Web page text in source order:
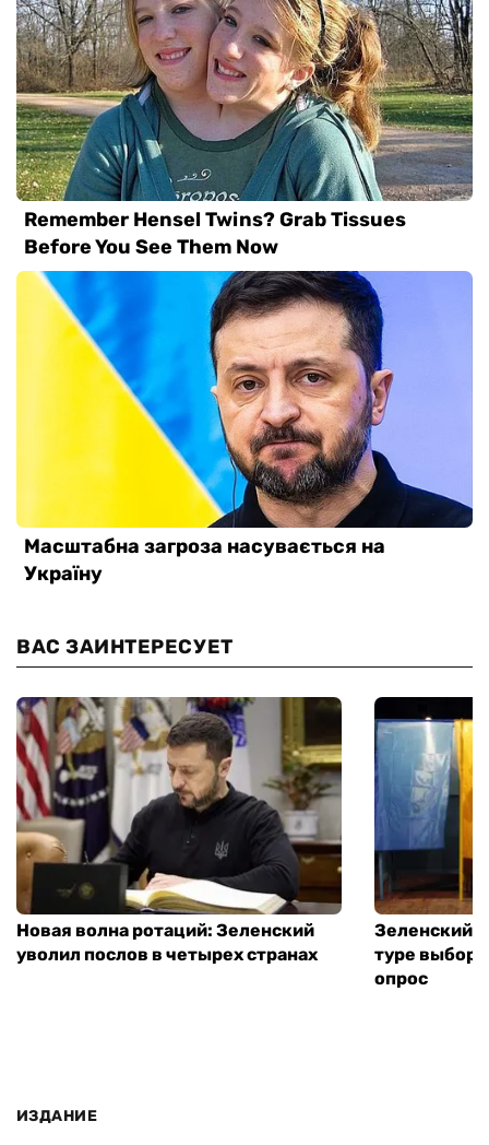
ВАС ЗАИНТЕРЕСУЕТ
Новая волна ротаций: Зеленский
уволил послов в четырех странах
Зеленский
туре
опрос
ИЗДАНИЕ